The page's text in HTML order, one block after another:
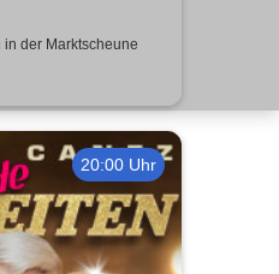
der Marktscheune
20:00 Uhr